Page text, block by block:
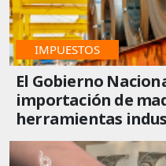
IMPUESTOS
El Gobierno
importación de
herramientas